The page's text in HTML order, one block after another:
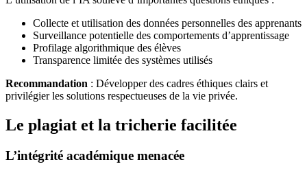
Collecte et utilisation des données personnelles des apprenants
Surveillance potentielle des comportements d’apprentissage
Profilage algorithmique des élèves
Transparence limitée des systèmes utilisés
Recommandation : Développer des cadres éthiques clairs et
privilégier les solutions respectueuses de la vie privée.
Le plagiat et la tricherie facilitée
L’intégrité académique menacée